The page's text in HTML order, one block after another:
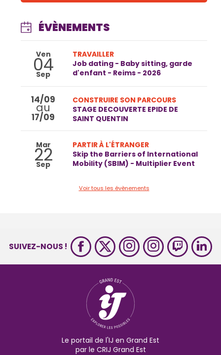
ÉVÈNEMENTS
Ven
04
Sep
TRAVAILLER
Job dating - Baby sitting, garde
d'enfant - Reims - 2026
14/09
au
17/09
CONSTRUIRE SON PARCOURS
STAGE DECOUVERTE EPIDE DE
SAINT QUENTIN
Mar
22
Sep
PARTIR À L'ÉTRANGER
Skip the Barriers of International
Mobility (SBIM) - Multiplier Event
Voir tous les évènements
SUIVEZ-NOUS !
Le portail de l'IJ en Grand Est
par le CRIJ Grand Est